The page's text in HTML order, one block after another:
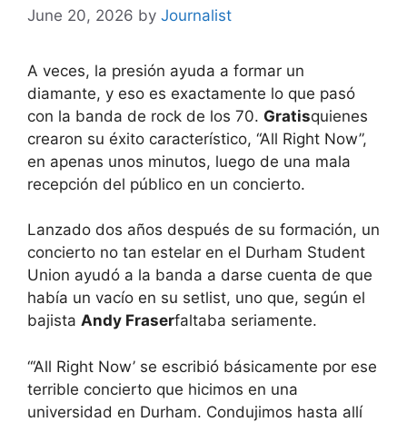
June 20, 2026 by Journalist
A veces, la presión ayuda a formar un
diamante, y eso es exactamente lo que pasó
con la banda de rock de los 70. Gratisquienes
crearon su éxito característico, “All Right Now”,
en apenas unos minutos, luego de una mala
recepción del público en un concierto.
Lanzado dos años después de su formación, un
concierto no tan estelar en el Durham Student
Union ayudó a la banda a darse cuenta de que
había un vacío en su setlist, uno que, según el
bajista Andy Fraserfaltaba seriamente.
“‘All Right Now’ se escribió básicamente por ese
terrible concierto que hicimos en una
universidad en Durham. Condujimos hasta allí